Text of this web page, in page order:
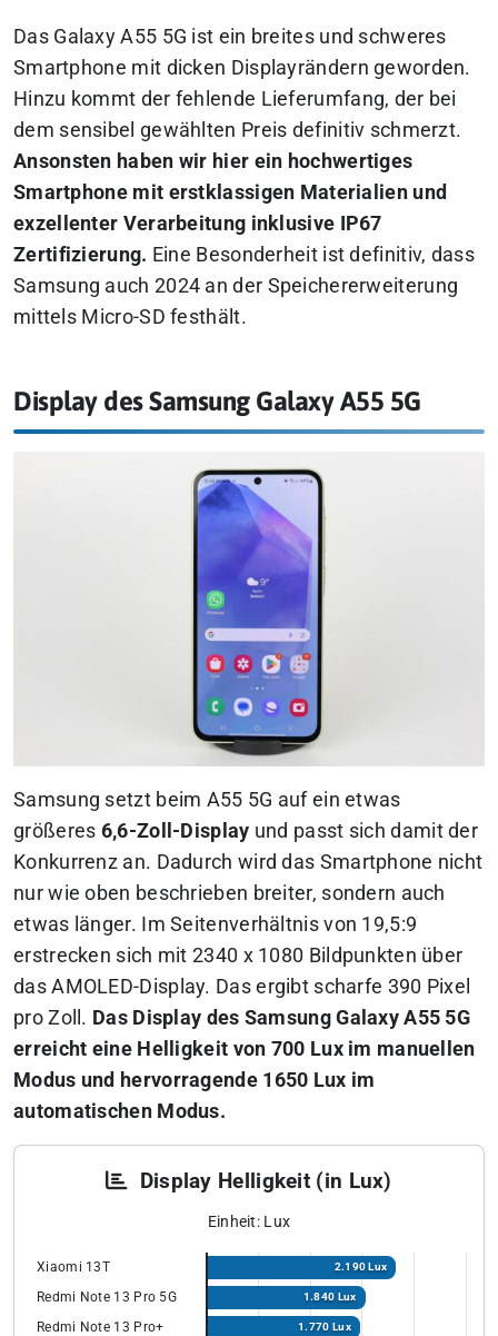
Das Galaxy A55 5G ist ein breites und schweres
Smartphone mit dicken Displayrändern geworden.
Hinzu kommt der fehlende Lieferumfang, der bei
dem sensibel gewählten Preis definitiv schmerzt.
Ansonsten haben wir hier ein hochwertiges
Smartphone mit erstklassigen Materialien und
exzellenter Verarbeitung inklusive IP67
Zertifizierung. Eine Besonderheit ist definitiv, dass
Samsung auch 2024 an der Speichererweiterung
mittels Micro-SD festhält.
Display des Samsung Galaxy A55 5G
Samsung setzt beim A55 5G auf ein etwas
größeres 6,6-Zoll-Display und passt sich damit der
Konkurrenz an. Dadurch wird das Smartphone nicht
nur wie oben beschrieben breiter, sondern auch
etwas länger. Im Seitenverhältnis von 19,5:9
erstrecken sich mit 2340 x 1080 Bildpunkten über
das AMOLED-Display. Das ergibt scharfe 390 Pixel
pro Zoll. Das Display des Samsung Galaxy A55 5G
erreicht eine Helligkeit von 700 Lux im manuellen
Modus und hervorragende 1650 Lux im
automatischen Modus.
Display Helligkeit (in Lux)
Einheit: Lux
Xiaomi 13T 2.190 Lux
Redmi Note 13 Pro 5G 1.840 Lux
Redmi Note 13 Pro+ 1.770 Lux